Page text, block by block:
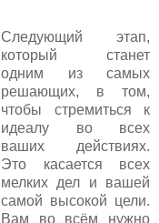
Следующий этап,
который станет
одним из самых
решающих, в том,
чтобы стремиться к
идеалу во всех
ваших действиях.
Это касается всех
мелких дел и вашей
самой высокой цели.
Вам во всём нужно